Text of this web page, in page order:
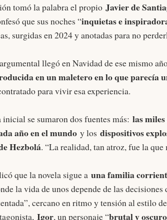
tomó la palabra el propio Javier de
que sus noches “inquietas e
surgidas en 2024 y anotadas para no
llegó en Navidad de ese mismo
en un maletero en lo que parecía
para vivir esa experiencia.
inicial se sumaron dos fuentes más: las
año en el mundo y los dispositivos
Hezbolá. “La realidad, tan atroz, fue la
que la novela sigue a una familia
la vida de unos depende de las
cercano en ritmo y tensión al estilo de
Igor, un personaje “brutal y oscuro